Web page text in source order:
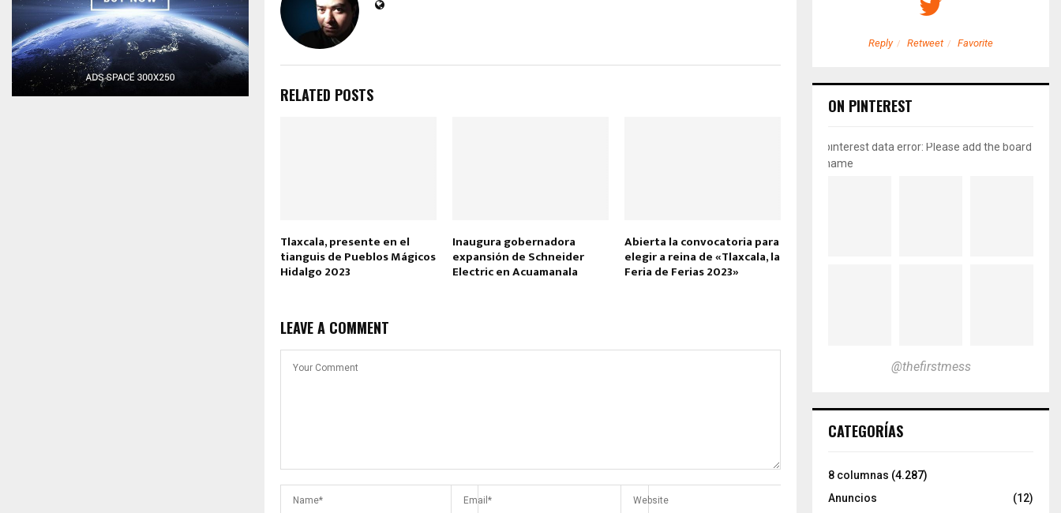
RELATED POSTS
Tlaxcala, presente en el
tianguis de Pueblos Mágicos
Hidalgo 2023
Inaugura gobernadora
expansión de Schneider
Electric en Acuamanala
Abierta la convocatoria para
elegir a reina de «Tlaxcala, la
Feria de Ferias 2023»
LEAVE A COMMENT
Reply Retweet Favorite
ON PINTEREST
pinterest data error: Please add the board
name
@thefirstmess
CATEGORÍAS
8 columnas (4.287)
Anuncios
(12)